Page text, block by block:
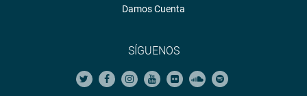
Damos Cuenta
SÍGUENOS